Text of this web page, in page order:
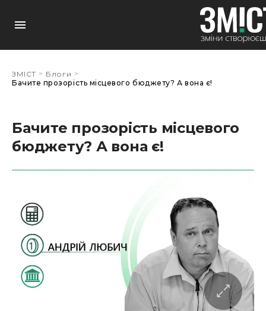
ЗМІСТ > Блоги >
Бачите прозорість місцевого бюджету? А вона є!
Бачите прозорість місцевого
бюджету? А вона є!